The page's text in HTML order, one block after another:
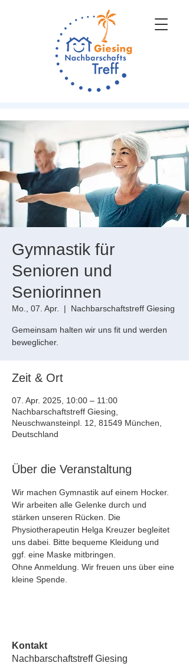
Gymnastik für
Senioren und
Seniorinnen
Mo., 07. Apr.
  |
Nachbarschaftstreff Giesing
Gemeinsam halten wir uns fit und werden
beweglicher.
Zeit & Ort
07. Apr. 2025, 10:00 – 11:00
Nachbarschaftstreff Giesing,
Neuschwansteinpl. 12, 81549 München,
Deutschland
Über die Veranstaltung
Wir machen Gymnastik auf einem Hocker.
Wir arbeiten alle Gelenke durch und
stärken unseren Rücken. Die
Physiotherapeutin Helga Kreuzer begleitet
uns dabei. Bitte bequeme Kleidung und
ggf. eine Maske mitbringen.
Ohne Anmeldung. Wir freuen uns über eine
kleine Spende.
Kontakt
Nachbarschaftstreff Giesing